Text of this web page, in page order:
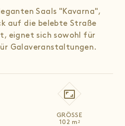
Saals "Kavarna",
auf die belebte Straße
eignet sich sowohl für
Galaveranstaltungen.
GRÖSSE
102m 2